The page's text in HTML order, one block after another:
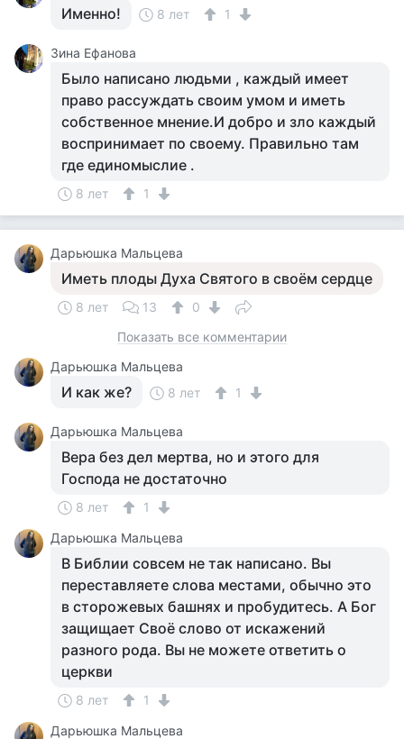
Именно! 8 лет 1
Зина Ефанова
Было написано людьми , каждый имеет
право рассуждать своим умом и иметь
собственное мнение.И добро и зло каждый
воспринимает по своему. Правильно там
где единомыслие .
8 лет 1
Дарьюшка Мальцева
Иметь плоды Духа Святого в своём сердце
8 лет 13
0
Показать все комментарии
Дарьюшка Мальцева
И как же? 8 лет 1
Дарьюшка Мальцева
Вера без дел мертва, но и этого для
Господа не достаточно
8 лет
1
Дарьюшка Мальцева
В Библии совсем не так написано. Вы
переставляете слова местами, обычно это
в сторожевых башнях и пробудитесь. А Бог
защищает Своё слово от искажений
разного рода. Вы не можете ответить о
церкви
8 лет
1
Дарьюшка Мальцева